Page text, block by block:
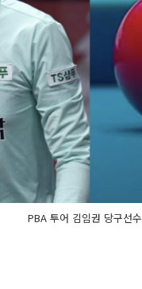
PBA 투어 김임권 당구선수